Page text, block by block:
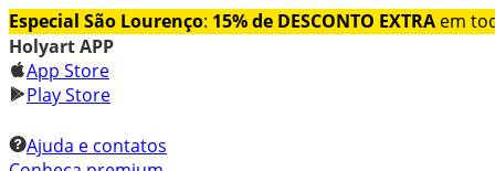
Especial São Lourenço: 15% de DESCONTO EXTRA em
Holyart APP
App Store
Play Store
Ajuda e contatos